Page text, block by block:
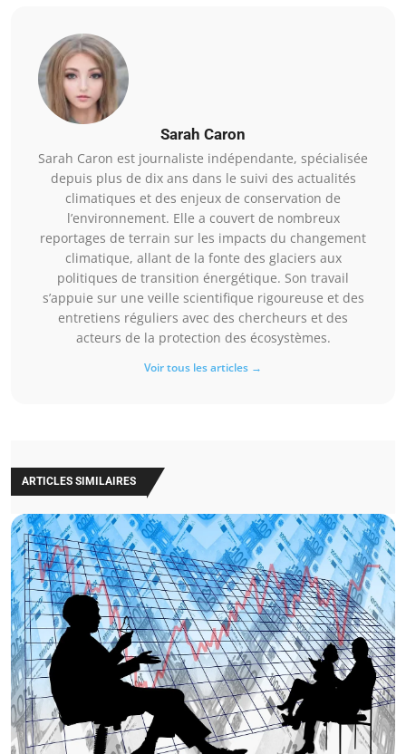
Sarah Caron
Sarah Caron est journaliste indépendante, spécialisée
depuis plus de dix ans dans le suivi des actualités
climatiques et des enjeux de conservation de
l’environnement. Elle a couvert de nombreux
reportages de terrain sur les impacts du changement
climatique, allant de la fonte des glaciers aux
politiques de transition énergétique. Son travail
s’appuie sur une veille scientifique rigoureuse et des
entretiens réguliers avec des chercheurs et des
acteurs de la protection des écosystèmes.
Voir tous les articles →
ARTICLES SIMILAIRES